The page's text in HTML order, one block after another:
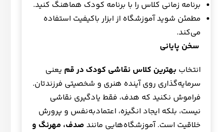
برنامه زمانی کلاس را با برنامه کودک هماهنگ کنید.
مطمئن شوید آموزشگاه از ابزار باکیفیت استفاده
می‌کند.
سخن پایانی
انتخاب بهترین کلاس نقاشی کودک در قم یعنی
سرمایه‌گذاری روی آینده هنری و شخصیتی فرزندتان.
فراموش نکنید که هدف، فقط یادگیری نقاشی
نیست، بلکه ایجاد انگیزه، اعتمادبه‌نفس و پرورش
خلاقیت است. آموزشگاه‌هایی مانند صدف، مهرنگ و